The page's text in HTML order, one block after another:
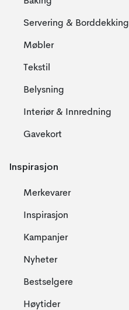
Servering & Borddekking
Møbler
Tekstil
Belysning
Interiør & Innredning
Gavekort
Inspirasjon
Merkevarer
Inspirasjon
Kampanjer
Nyheter
Bestselgere
Høytider